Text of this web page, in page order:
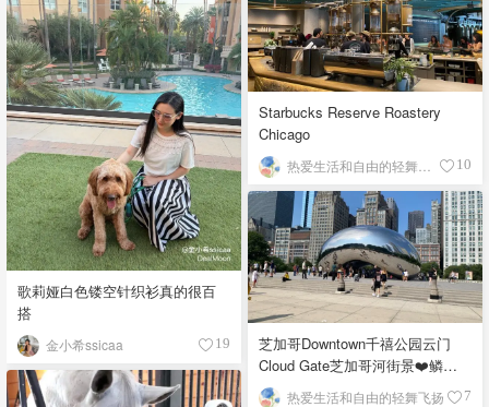
歌莉娅白色镂空针织衫真的很百
搭
金小希ssicaa 19
Starbucks Reserve Roastery
Chicago
10
芝加哥Downtown千禧公园云门
Cloud Gate芝加哥河街景❤️鳞次
栉比的高楼
热爱生活和自由的轻舞飞扬 7